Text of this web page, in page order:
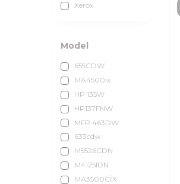
Xerox
Model
655CDW
MA4500ix
HP 135W
HP137FNW
MFP 463DW
633cdw
M5526CDN
M4125IDN
MA3500CİX